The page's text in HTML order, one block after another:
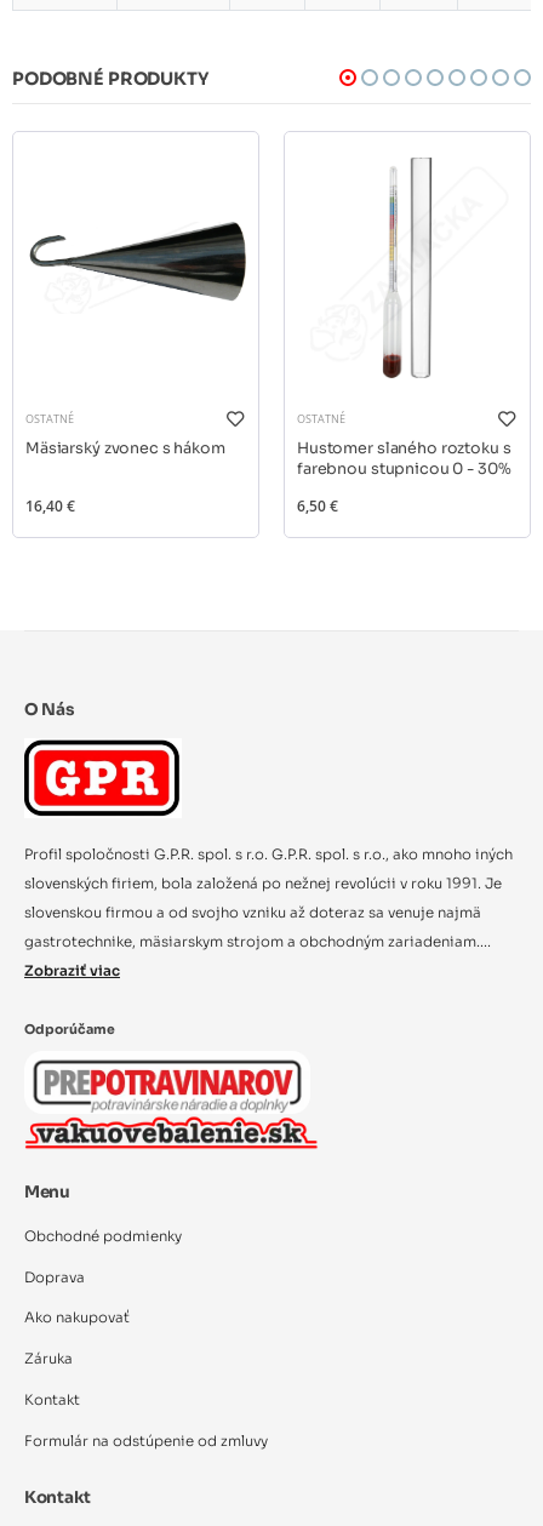
PODOBNÉ PRODUKTY
OSTATNÉ
Mäsiarský zvonec s hákom
16,40 €
OSTATNÉ
Hustomer slaného roztoku s
farebnou stupnicou 0 - 30%
6,50 €
O Nás
Profil spoločnosti G.P.R. spol. s r.o. G.P.R. spol. s r.o., ako mnoho iných
slovenských firiem, bola založená po nežnej revolúcii v roku 1991. Je
slovenskou firmou a od svojho vzniku až doteraz sa venuje najmä
gastrotechnike, mäsiarskym strojom a obchodným zariadeniam....
Zobraziť viac
Odporúčame
Menu
Obchodné podmienky
Doprava
Ako nakupovať
Záruka
Kontakt
Formulár na odstúpenie od zmluvy
Kontakt